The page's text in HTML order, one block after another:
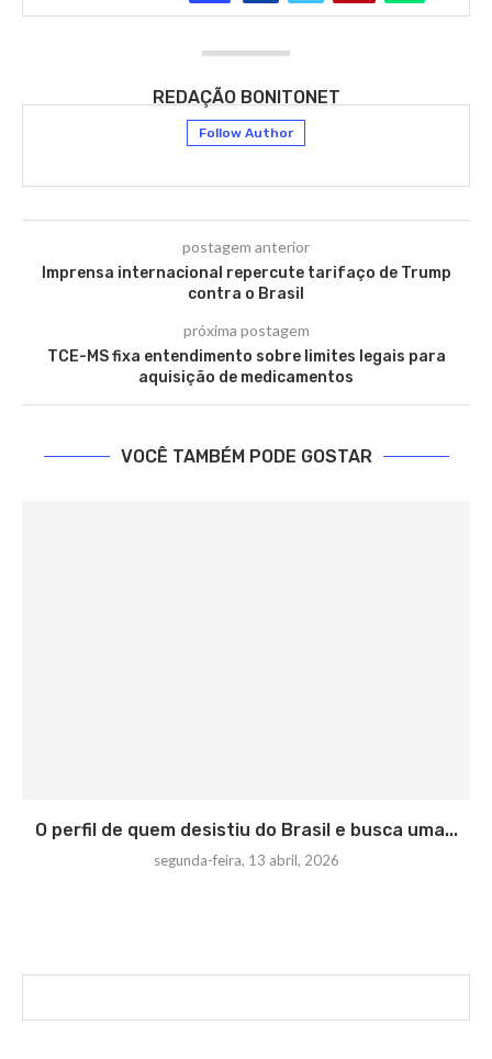
REDAÇÃO BONITONET
Follow Author
postagem anterior
Imprensa internacional repercute tarifaço de Trump
contra o Brasil
próxima postagem
TCE-MS fixa entendimento sobre limites legais para
aquisição de medicamentos
VOCÊ TAMBÉM PODE GOSTAR
O perfil de quem desistiu do Brasil e busca uma...
segunda-feira, 13 abril, 2026